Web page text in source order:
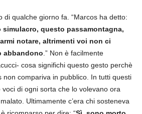
di qualche giorno fa. “Marcos ha detto:
questo passamontagna,
notare, altrimenti voi non ci
abbandono.” Non è facilmente
cosa significhi questo gesto perchè
non compariva in pubblico. In tutti questi
di ogni sorta che lo volevano ora
Ultimamente c’era chi sosteneva